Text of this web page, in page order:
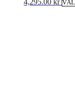
4,295.00 kr